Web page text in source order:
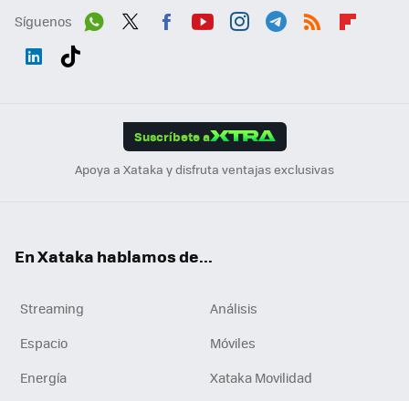
Síguenos
Suscríbete a
Apoya a Xataka y disfruta ventajas exclusivas
En Xataka hablamos de...
Streaming
Análisis
Espacio
Móviles
Energía
Xataka Movilidad